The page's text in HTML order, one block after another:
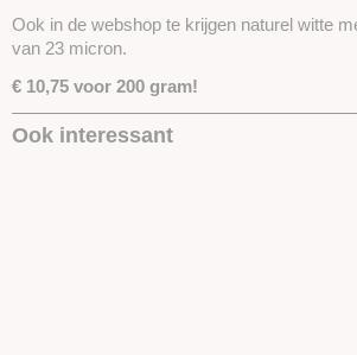
Ook in de webshop te krijgen naturel witte
van 23 micron.
€ 10,75 voor 200 gram!
Ook interessant